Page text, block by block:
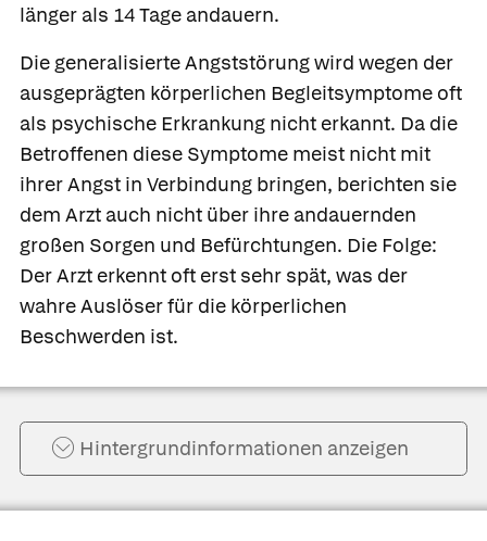
länger als 14 Tage andauern.
Die generalisierte Angststörung wird wegen der
ausgeprägten körperlichen Begleitsymptome oft
als psychische Erkrankung nicht erkannt. Da die
Betroffenen diese Symptome meist nicht mit
ihrer Angst in Verbindung bringen, berichten sie
dem Arzt auch nicht über ihre andauernden
großen Sorgen und Befürchtungen. Die Folge:
Der Arzt erkennt oft erst sehr spät, was der
wahre Auslöser für die körperlichen
Beschwerden ist.
Hintergrund­informationen anzeigen